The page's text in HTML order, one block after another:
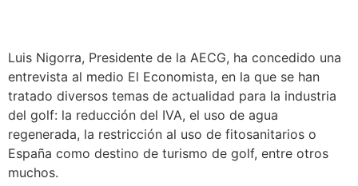
Luis Nigorra, Presidente de la AECG, ha concedido una
entrevista al medio El Economista, en la que se han
tratado diversos temas de actualidad para la industria
del golf: la reducción del IVA, el uso de agua
regenerada, la restricción al uso de fitosanitarios o
España como destino de turismo de golf, entre otros
muchos.